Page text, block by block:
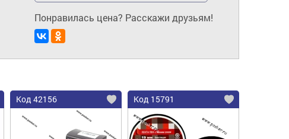
Понравилась цена? Расскажи друзьям!
Код 42156 Код 15791